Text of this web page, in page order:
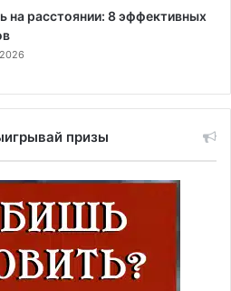
на расстоянии: 8 эффективных
призы